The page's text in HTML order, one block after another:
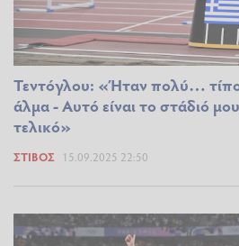
Τεντόγλου: «Ήταν πολύ…
άλμα - Αυτό είναι το στάδιό
τελικό»
ΣΤΊΒΟΣ 15.09.2025 22:50